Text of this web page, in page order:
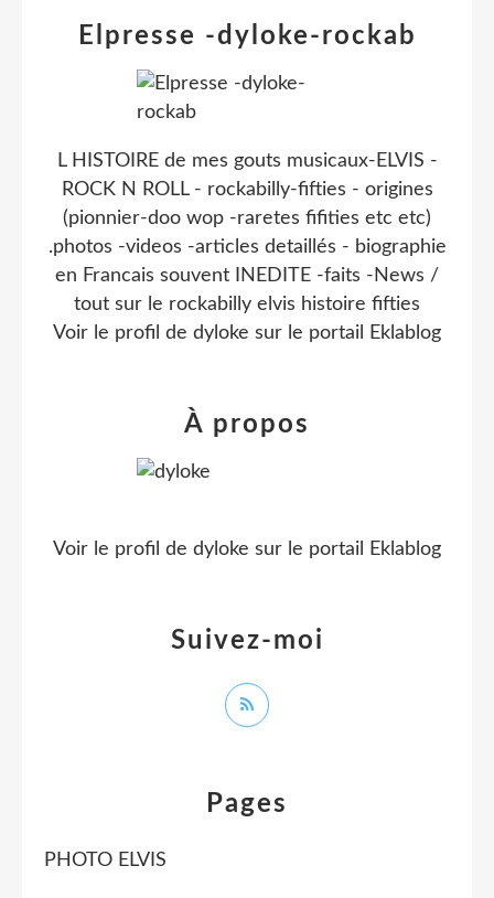
Pages
PHOTO ELVIS
Elpresse -dyloke-rockab
L HISTOIRE de mes gouts musicaux-ELVIS -
ROCK N ROLL - rockabilly-fifties - origines
(pionnier-doo wop -raretes fifities etc etc)
.photos -videos -articles detaillés - biographie
en Francais souvent INEDITE -faits -News /
tout sur le rockabilly elvis histoire fifties
Voir le profil de dyloke sur le portail Eklablog
Suivez-moi
À propos
Voir le profil de dyloke sur le portail Eklablog